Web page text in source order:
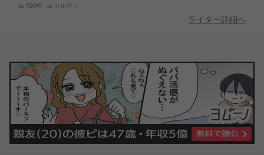
100均 カルディ
ライター詳細へ